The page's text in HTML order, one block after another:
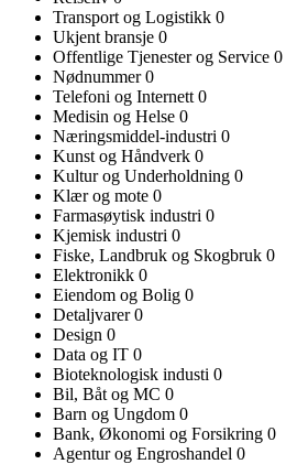
Transport og Logistikk 0
Ukjent bransje 0
Offentlige Tjenester og Service 0
Nødnummer0
Telefoni og Internett 0
Medisin og Helse 0
Næringsmiddel-industri 0
Kunst og Håndverk 0
Kultur og Underholdning 0
Klær og mote 0
Farmasøytisk industri 0
Kjemisk industri 0
Fiske, Landbruk og Skogbruk 0
Elektronikk 0
Eiendom og Bolig 0
Detaljvarer0
Design 0
Data og IT 0
Bioteknologisk industi 0
Bil, Båt og MC 0
Barn og Ungdom 0
Bank, Økonomi og Forsikring 0
Agentur og Engroshandel 0